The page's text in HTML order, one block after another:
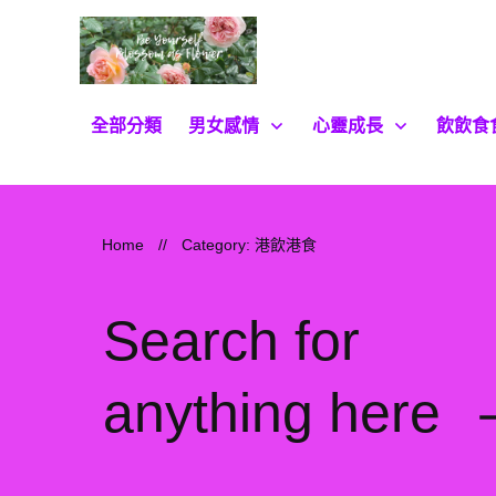
全部分類 男女感情 心靈成長 飲飲食
Home // Category: 港飲港食
Search for
anything here